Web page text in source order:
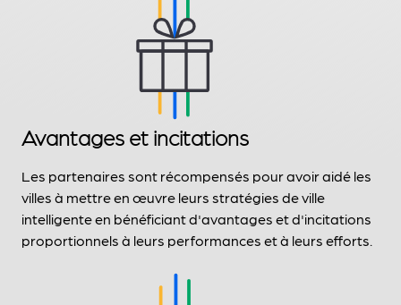
Avantages et incitations
Les partenaires sont récompensés pour avoir aidé les
villes à mettre en œuvre leurs stratégies de ville
intelligente en bénéficiant d'avantages et d'incitations
proportionnels à leurs performances et à leurs efforts.